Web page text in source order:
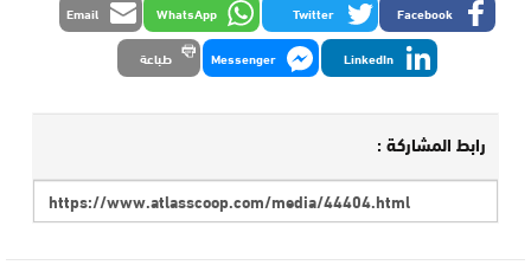
Facebook
Twitter
WhatsApp
Email
LinkedIn
Messenger طباعة
رابط المشاركة :